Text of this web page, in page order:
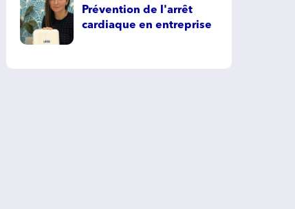
Prévention de l'arrêt
cardiaque en entreprise